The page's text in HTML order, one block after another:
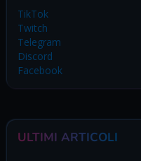
TikTok
Twitch
Telegram
Discord
Facebook
ULTIMI ARTICOLI